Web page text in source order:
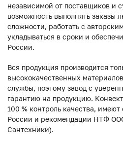
независимой от поставщиков и
возможность выполнять заказы
сложности, работать с
укладываться в сроки и
России.
Вся продукция производится
высококачественных
службы, поэтому завод с
гарантию на продукцию.
100 % контроль качества, имеют
России и рекомендации НТФ
Сантехники).